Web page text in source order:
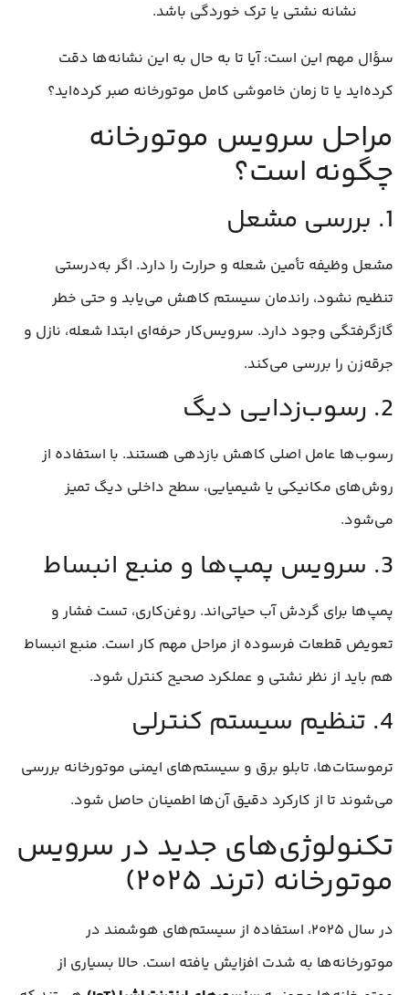
نشانه نشتی یا ترک خوردگی باشد.
سؤال مهم این است: آیا تا به حال به این نشانه‌ها دقت
کرده‌اید یا تا زمان خاموشی کامل موتورخانه صبر کرده‌اید؟
مراحل سرویس موتورخانه
چگونه است؟
1. بررسی مشعل
مشعل وظیفه تأمین شعله و حرارت را دارد. اگر به‌درستی
تنظیم نشود، راندمان سیستم کاهش می‌یابد و حتی خطر
گازگرفتگی وجود دارد. سرویس‌کار حرفه‌ای ابتدا شعله، نازل و
جرقه‌زن را بررسی می‌کند.
2. رسوب‌زدایی دیگ
رسوب‌ها عامل اصلی کاهش بازدهی هستند. با استفاده از
روش‌های مکانیکی یا شیمیایی، سطح داخلی دیگ تمیز
می‌شود.
3. سرویس پمپ‌ها و منبع انبساط
پمپ‌ها برای گردش آب حیاتی‌اند. روغن‌کاری، تست فشار و
تعویض قطعات فرسوده از مراحل مهم کار است. منبع انبساط
هم باید از نظر نشتی و عملکرد صحیح کنترل شود.
4. تنظیم سیستم کنترلی
ترموستات‌ها، تابلو برق و سیستم‌های ایمنی موتورخانه بررسی
می‌شوند تا از کارکرد دقیق آن‌ها اطمینان حاصل شود.
تکنولوژی‌های جدید در سرویس
موتورخانه (ترند ۲۰۲۵)
در سال ۲۰۲۵، استفاده از سیستم‌های هوشمند در
موتورخانه‌ها به شدت افزایش یافته است. حالا بسیاری از